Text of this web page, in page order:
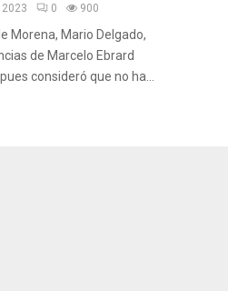
0 900
Morena, Mario Delgado,
de Marcelo Ebrard
consideró que no ha...